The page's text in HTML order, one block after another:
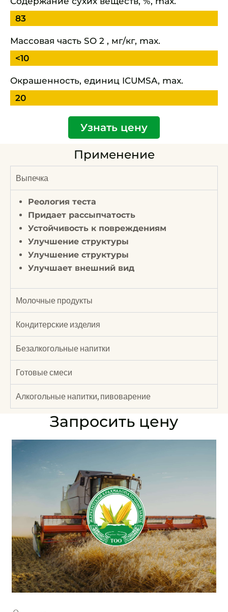
83
Массовая часть SO 2 , мг/кг, max.
<10
Окрашенность, единиц ICUMSA, max.
20
Узнать цену
Применение
Выпечка
Реология теста
Придает рассыпчатость
Устойчивость к повреждениям
Улучшение структуры
Улучшение структуры
Улучшает внешний вид
Молочные продукты
Кондитерские изделия
Безалкогольные напитки​
Готовые смеси
Алкогольные напитки, пивоварение
Запросить цену